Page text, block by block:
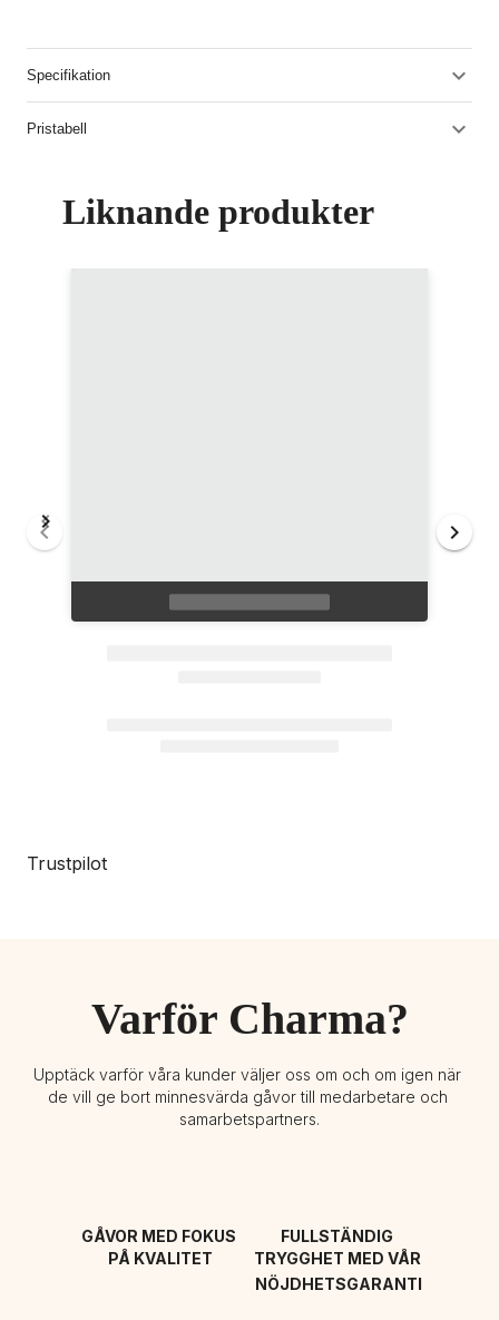
Specifikation
Pristabell
Liknande produkter
Trustpilot
Varför Charma?
Upptäck varför våra kunder väljer oss om och om igen när
de vill ge bort minnesvärda gåvor till medarbetare och
samarbetspartners.
GÅVOR MED FOKUS
PÅ KVALITET
FULLSTÄNDIG
TRYGGHET MED VÅR
NÖJDHETSGARANTI